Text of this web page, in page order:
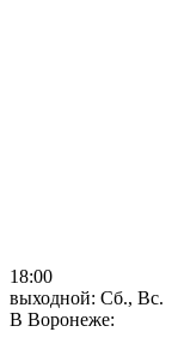
18:00
выходной: Сб., Вс.
В Воронеже: